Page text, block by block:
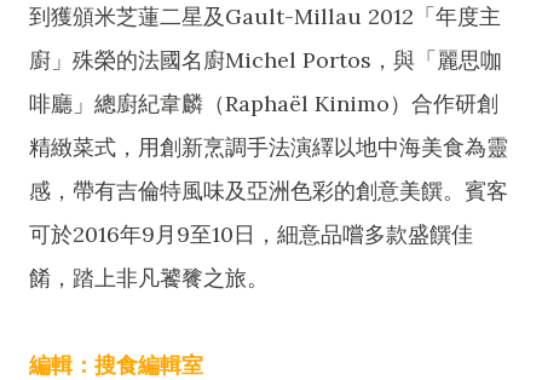
到獲頒米芝蓮二星及Gault-Millau 2012「年度主
廚」殊榮的法國名廚Michel Portos，與「麗思咖
啡廳」總廚紀韋麟（Raphaël Kinimo）合作研創
精緻菜式，用創新烹調手法演繹以地中海美食為靈
感，帶有吉倫特風味及亞洲色彩的創意美饌。賓客
可於2016年9月9至10日，細意品嚐多款盛饌佳
餚，踏上非凡饕餮之旅。
編輯：搜食編輯室